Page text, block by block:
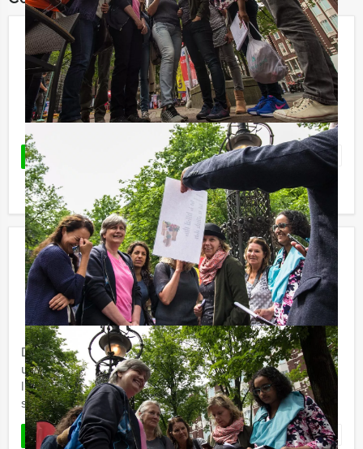
City Adventure in Gouda
Vanaf € 27,50 p.p. excl. BTW
Vanaf 12 personen ‐ 2 uur en 30 minuten
LEES MEER Favoriet
Wie is de Rat Lunch Breda
Vanaf€ 52,50 p.p. excl. BTW
Vanaf 12 personen ‐ 4 uur en 30 minuten
De Wie is de Rat Lunch van Holland Tour Guides is een
uitdagend spel door de stad, inclusief een heerlijke
lunch in drie verschillende restaurants. Jullie spelen het
spel ...
LEES MEER Favoriet